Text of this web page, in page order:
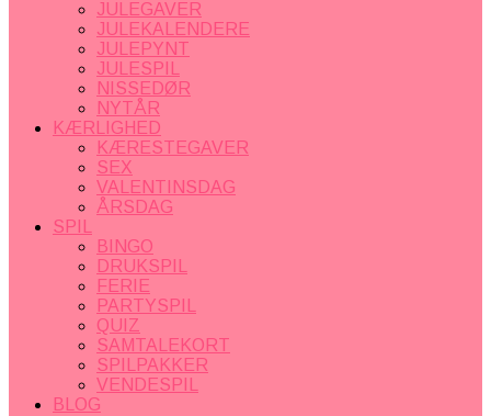
JULEGAVER
JULEKALENDERE
JULEPYNT
JULESPIL
NISSEDØR
NYTÅR
KÆRLIGHED
KÆRESTEGAVER
SEX
VALENTINSDAG
ÅRSDAG
SPIL
BINGO
DRUKSPIL
FERIE
PARTYSPIL
QUIZ
SAMTALEKORT
SPILPAKKER
VENDESPIL
BLOG